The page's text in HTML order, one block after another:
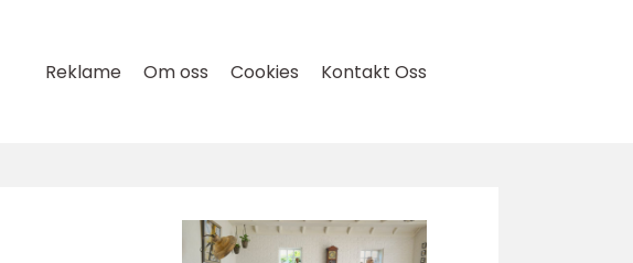
Reklame Om oss Cookies Kontakt Oss